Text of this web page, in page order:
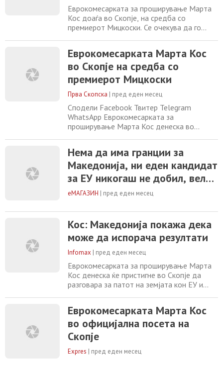
министер
Еврокомесарката за проширување Марта
Кос доаѓа во Скопје, на средба со
премиерот Мицкоски. Се очекува да го
да го направи и во пристапните преговори,
односно да ги спроведе уставните измени.
Кос вели дека Европската унија досега
никогаш нема дадено гаранции на земја-
кандидат
Еврокомесарката Марта Кос
во Скопје на средба со
премиерот Мицкоски
Прва Скопска | пред еден месец
Сподели Facebook Твитер Telegram
WhatsApp Еврокомесарката за
проширување Марта Кос денеска во
европски прашања Беким Сали и со
претседателот на Собранието Африм Гаши.
Кос ќе има тет-а-тет средба со Мицкоски
по што е предвидено да одржат
заедничка прес-конференција. Во фокус на
Нема да има гранции за
Македонија, ни еден кандидат
за ЕУ никогаш не добил, вели
Марта Кос
еМАГАЗИН | пред еден месец
Кос: Македонија покажа дека
може да испорача резултати
Infomax | пред еден месец
Еврокомесарката за проширување Марта
Кос денеска ќе пристигне во Скопје да
разговара за патот на земјата кон ЕУ и
во рамките на планот за раст за Западен
Балкан. До денес земјата доби 142,1
милиони евра во рамките на Инструментот
за реформи и раст по напредокот во
спроведувањето
Еврокомесарката Марта Кос
во официјална посета на
Скопје
Expres | пред еден месец